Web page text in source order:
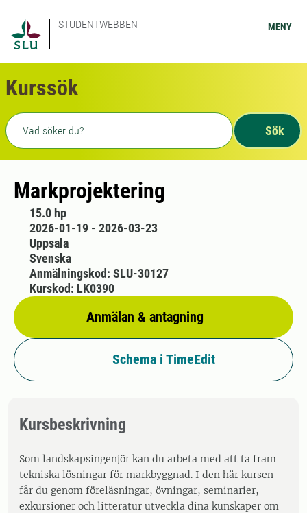
STUDENTWEBBEN MENY
Kurssök
Fritext sökning
Sök
Markprojektering
15.0 hp
2026-01-19 - 2026-03-23
Uppsala
Svenska
Anmälan & antagning
Anmälningskod: SLU-30127
Kurskod: LK0390
Schema i TimeEdit
Kursbeskrivning
Som landskapsingenjör kan du arbeta med att ta fram
tekniska lösningar för markbyggnad. I den här kursen
får du genom föreläsningar, övningar, seminarier,
exkursioner och litteratur utveckla dina kunskaper om